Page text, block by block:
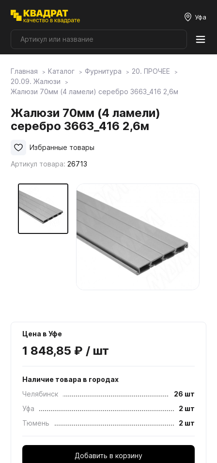
Уфа
Плитные материалы
Мой ЭГГЕР
Фасады
Мебельные образцы, каталоги
Главная Каталог Фурнитура
20. ПРОЧЕЕ
20.09. Жалюзи
Жалюзи 70мм (4 ламели) серебро 3663_416 2,6м
Жалюзи 70мм (4 ламели)
серебро 3663_416 2,6м
Артикул товара: 26713
Избранные товары
Цена в Уфе
1 848,85 ₽ / шт
Наличие товара в городах
Челябинск
26 шт
Уфа
2 шт
Тюмень
2 шт
Добавить в корзину